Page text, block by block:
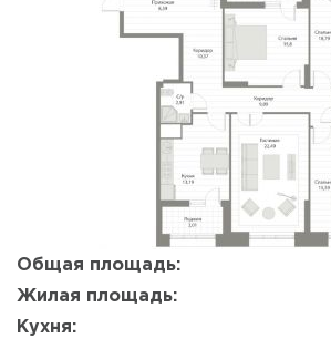
Общая площадь:
Жилая площадь:
Кухня:
Отмена